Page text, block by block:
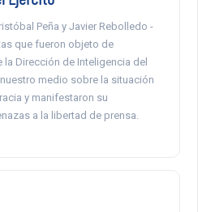
Peña y Javier Rebolledo -
que fueron objeto de
Dirección de Inteligencia del
medio sobre la situación
y manifestaron su
a la libertad de prensa.